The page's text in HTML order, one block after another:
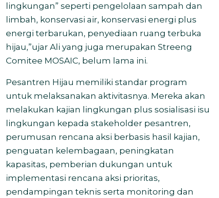
lingkungan” seperti pengelolaan sampah dan
limbah, konservasi air, konservasi energi plus
energi terbarukan, penyediaan ruang terbuka
hijau,”ujar Ali yang juga merupakan Streeng
Comitee MOSAIC, belum lama ini.
Pesantren Hijau memiliki standar program
untuk melaksanakan aktivitasnya. Mereka akan
melakukan kajian lingkungan plus sosialisasi isu
lingkungan kepada stakeholder pesantren,
perumusan rencana aksi berbasis hasil kajian,
penguatan kelembagaan, peningkatan
kapasitas, pemberian dukungan untuk
implementasi rencana aksi prioritas,
pendampingan teknis serta monitoring dan